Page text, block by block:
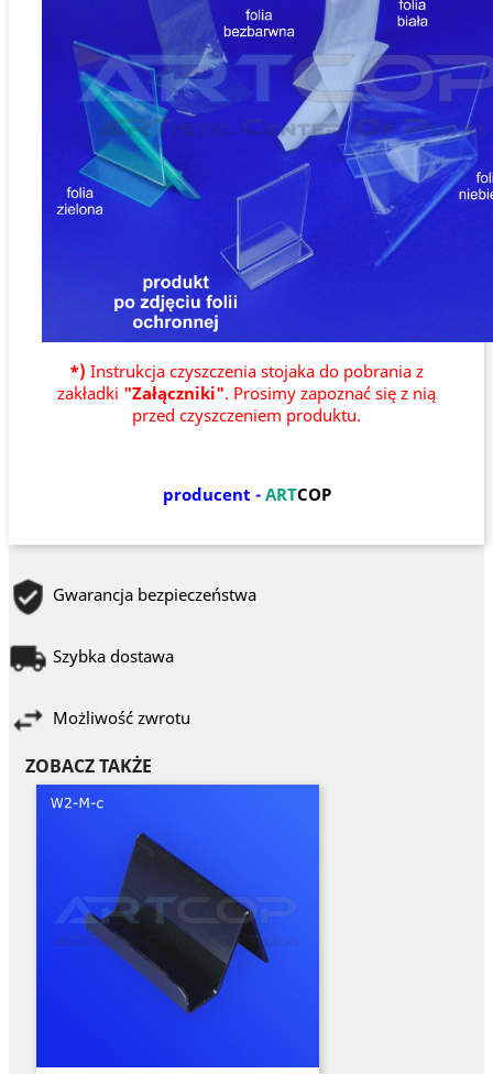
*) Instrukcja czyszczenia stojaka do pobrania z
zakładki "Załączniki". Prosimy zapoznać się z nią
przed czyszczeniem produktu.
producent - ARTCOP
Gwarancja bezpieczeństwa
Szybka dostawa
Możliwość zwrotu
ZOBACZ TAKŻE